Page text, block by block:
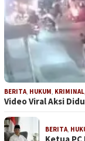
BERITA, HUKUM, KRIMINAL,
Video Viral Aksi
BERITA,